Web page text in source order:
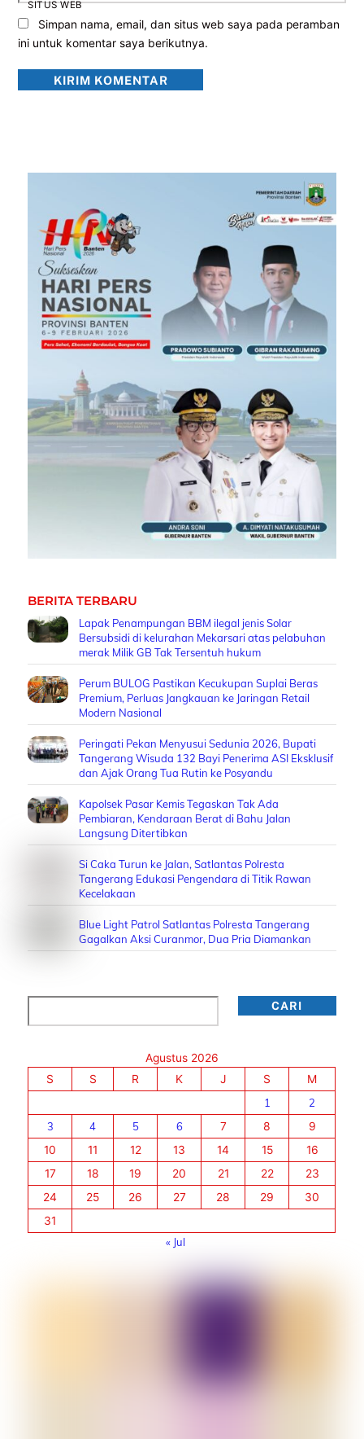
SITUS WEB
Simpan nama, email, dan situs web saya pada peramban
ini untuk komentar saya berikutnya.
BERITA TERBARU
Lapak Penampungan BBM ilegal jenis Solar
Bersubsidi di kelurahan Mekarsari atas pelabuhan
merak Milik GB Tak Tersentuh hukum
Perum BULOG Pastikan Kecukupan Suplai Beras
Premium, Perluas Jangkauan ke Jaringan Retail
Modern Nasional
Peringati Pekan Menyusui Sedunia 2026, Bupati
Tangerang Wisuda 132 Bayi Penerima ASI Eksklusif
dan Ajak Orang Tua Rutin ke Posyandu
Kapolsek Pasar Kemis Tegaskan Tak Ada
Pembiaran, Kendaraan Berat di Bahu Jalan
Langsung Ditertibkan
Si Caka Turun ke Jalan, Satlantas Polresta
Tangerang Edukasi Pengendara di Titik Rawan
Kecelakaan
Blue Light Patrol Satlantas Polresta Tangerang
Gagalkan Aksi Curanmor, Dua Pria Diamankan
CARI
Agustus 2026
S
S R K J S
M
1
2
3
4 5 6 7 8
9
10
11 12 13 14 15
16
17
18 19 20 21 22
23
24
25 26 27 28 29
30
31
« Jul